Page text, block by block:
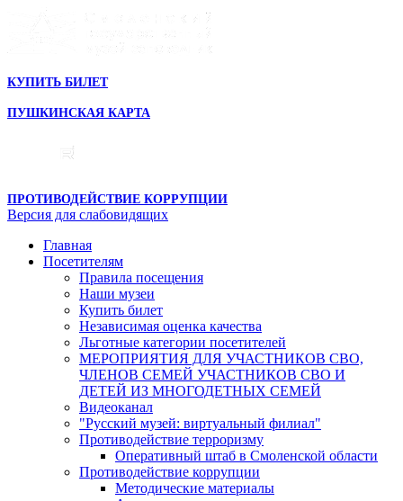
КУПИТЬ БИЛЕТ
ПУШКИНСКАЯ КАРТА
ПРОТИВОДЕЙСТВИЕ КОРРУПЦИИ
Версия для слабовидящих
Главная
Посетителям
Правила посещения
Наши музеи
Купить билет
Независимая оценка качества
Льготные категории посетителей
МЕРОПРИЯТИЯ ДЛЯ УЧАСТНИКОВ СВО,
ЧЛЕНОВ СЕМЕЙ УЧАСТНИКОВ СВО И
ДЕТЕЙ ИЗ МНОГОДЕТНЫХ СЕМЕЙ
Видеоканал
"Русский музей: виртуальный филиал"
Противодействие терроризму
Оперативный штаб в Смоленской области
Противодействие коррупции
Методические материалы